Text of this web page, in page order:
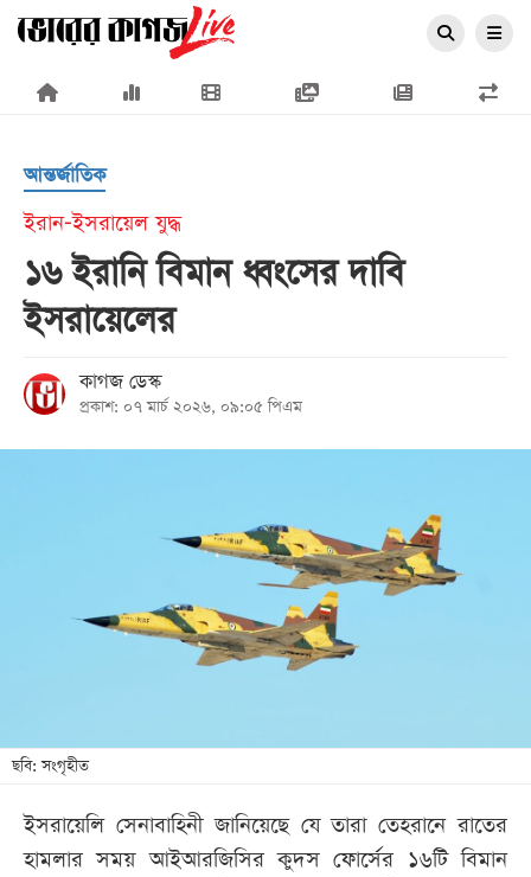
×
প্রচ্ছদ
জাতীয়
রাজনীতি
তথ্যপ্রযুক্তি
বিভাগ
আন্তর্জাতিক
ইরান-ইসরায়েল যুদ্ধ
১৬ ইরানি বিমান ধ্বংসের দাবি
ইসরায়েলের
কাগজ ডেস্ক
প্রকাশ: ০৭ মার্চ ২০২৬, ০৯:০৫ পিএম
ছবি: সংগৃহীত
ইসরায়েলি সেনাবাহিনী জানিয়েছে যে তারা তেহরানে রাতের
হামলার সময় আইআরজিসির কুদস ফোর্সের ১৬টি বিমান